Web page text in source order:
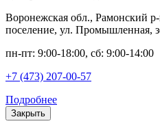
Воронежская обл., Рамонский
поселение, ул. Промышленная,
пн-пт: 9:00-18:00, сб: 9:00-14:00
+7 (473) 207-00-57
Подробнее
Закрыть